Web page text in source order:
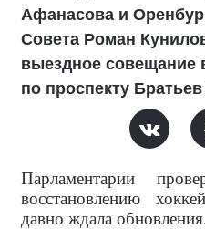
Афанасова и
Совета Роман
выездное
по проспекту
Парламентарии
восстановлению
давно ждала